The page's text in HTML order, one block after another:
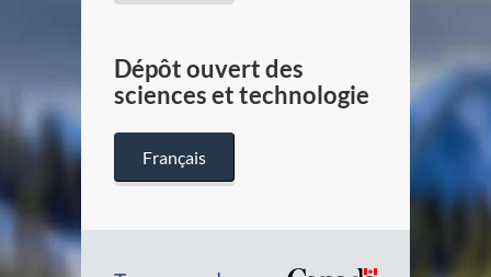
Dépôt ouvert des
sciences et technologie
Français